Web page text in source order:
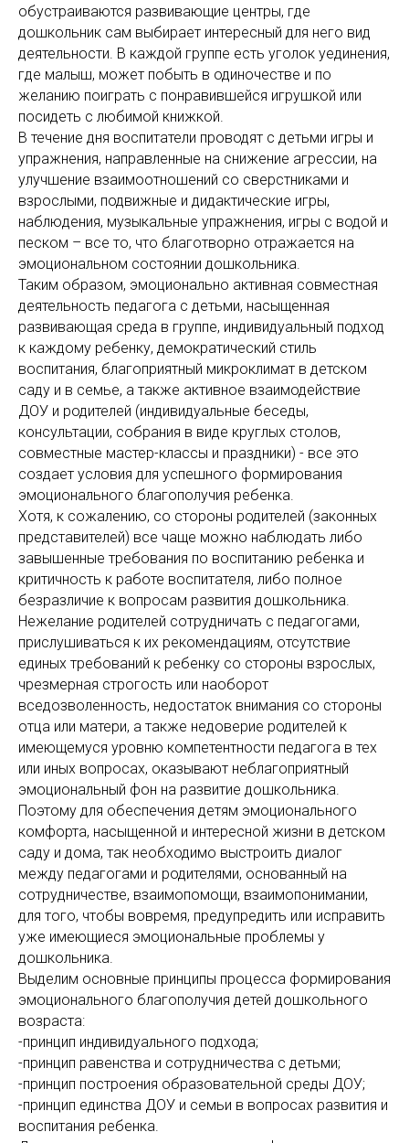
обустраиваются развивающие центры, где
дошкольник сам выбирает интересный для него вид
деятельности. В каждой группе есть уголок уединения,
где малыш, может побыть в одиночестве и по
желанию поиграть с понравившейся игрушкой или
посидеть с любимой книжкой.
В течение дня воспитатели проводят с детьми игры и
упражнения, направленные на снижение агрессии, на
улучшение взаимоотношений со сверстниками и
взрослыми, подвижные и дидактические игры,
наблюдения, музыкальные упражнения, игры с водой и
песком – все то, что благотворно отражается на
эмоциональном состоянии дошкольника.
Таким образом, эмоционально активная совместная
деятельность педагога с детьми, насыщенная
развивающая среда в группе, индивидуальный подход
к каждому ребенку, демократический стиль
воспитания, благоприятный микроклимат в детском
саду и в семье, а также активное взаимодействие
ДОУ и родителей (индивидуальные беседы,
консультации, собрания в виде круглых столов,
совместные мастер-классы и праздники) - все это
создает условия для успешного формирования
эмоционального благополучия ребенка.
Хотя, к сожалению, со стороны родителей (законных
представителей) все чаще можно наблюдать либо
завышенные требования по воспитанию ребенка и
критичность к работе воспитателя, либо полное
безразличие к вопросам развития дошкольника.
Нежелание родителей сотрудничать с педагогами,
прислушиваться к их рекомендациям, отсутствие
единых требований к ребенку со стороны взрослых,
чрезмерная строгость или наоборот
вседозволенность, недостаток внимания со стороны
отца или матери, а также недоверие родителей к
имеющемуся уровню компетентности педагога в тех
или иных вопросах, оказывают неблагоприятный
эмоциональный фон на развитие дошкольника.
Поэтому для обеспечения детям эмоционального
комфорта, насыщенной и интересной жизни в детском
саду и дома, так необходимо выстроить диалог
между педагогами и родителями, основанный на
сотрудничестве, взаимопомощи, взаимопонимании,
для того, чтобы вовремя, предупредить или исправить
уже имеющиеся эмоциональные проблемы у
дошкольника.
Выделим основные принципы процесса формирования
эмоционального благополучия детей дошкольного
возраста:
-принцип индивидуального подхода;
-принцип равенства и сотрудничества с детьми;
-принцип построения образовательной среды ДОУ;
-принцип единства ДОУ и семьи в вопросах развития и
воспитания ребенка.